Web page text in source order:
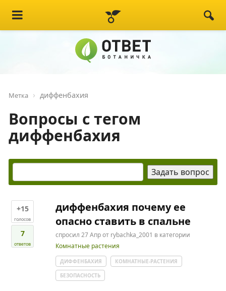
Метка диффенбахия
Вопросы с тегом
диффенбахия
+15
голосов
7
ответов
диффенбахия почему ее
опасно ставить в спальне
спросил 27 Апрот rybachka_2001 в категории
Комнатные растения
ДИФФЕНБАХИЯ
КОМНАТНЫЕ-РАСТЕНИЯ
БЕЗОПАСНОСТЬ